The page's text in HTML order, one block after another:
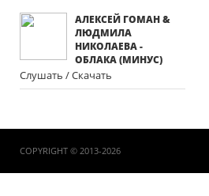
АЛЕКСЕЙ ГОМАН &
ЛЮДМИЛА
НИКОЛАЕВА -
ОБЛАКА (МИНУС)
Слушать / Скачать
COPYRIGHT © 2013-2026